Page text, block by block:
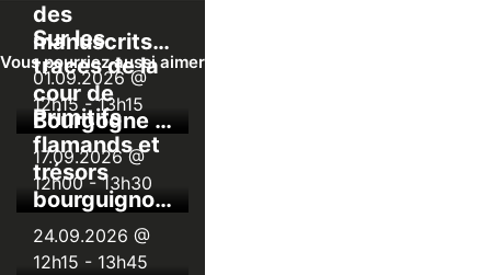
Vous pourriez aussi aimer
des
manuscrits
de KBR
01.09.2026 @
12h15 -13h15
Sur les
traces de la
cour de
Bourgogne :
visite du
Palais du
Coudenberg
17.09.2026 @
12h00-13h30
Primitifs
flamands et
trésors
bourguignons
: visite des
Maîtres
24.09.2026 @
12h15 - 13h45